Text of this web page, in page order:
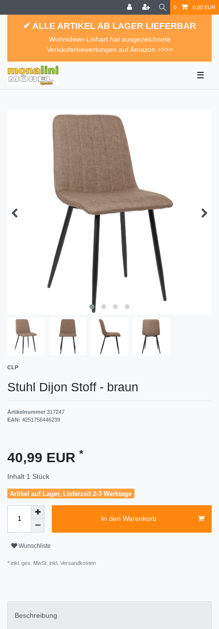
0 0,00 EUR
✔ ALLE ARTIKEL AB LAGER LIEFERBAR
Wohnideen-Linhart hat ausgezeichnete
Verkäuferbewertungen auf Amazon >>>>
☰
CLP
Stuhl Dijon Stoff - braun
Artikelnummer 317247
EAN: 4251756446239
40,99 EUR *
Inhalt 1 Stück
Artikel auf Lager, Lieferzeit 2-3 Werktage
In den Warenkorb
Wunschliste
* inkl. ges. MwSt. inkl. Versandkosten
Beschreibung